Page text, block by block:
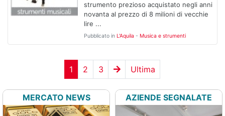
strumento prezioso acquistato negli anni
novanta al prezzo di 8 milioni di vecchie
lire ...
Pubblicato in L'Aquila - Musica e strumenti
1 2 3 Ultima
MERCATO NEWS AZIENDE SEGNALATE